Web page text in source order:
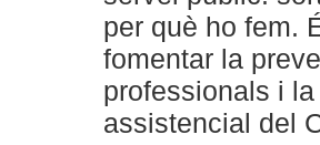
per què ho fem.
fomentar la
professionals i
assistencial del